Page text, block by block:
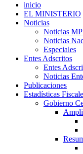
inicio
EL MINISTERIO
Noticias
Noticias
Noticias
Especiales
Entes Adscritos
Entes
Noticias
Publicaciones
Estadísticas
Gobierno